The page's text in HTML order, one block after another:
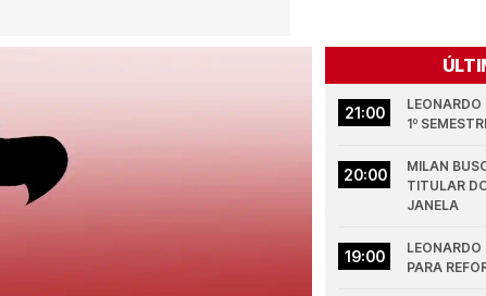
21:00
1º
20:00
MILAN
TITULAR
JANELA
19:00
PARA